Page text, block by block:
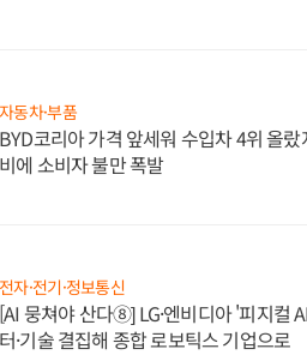
자동차·부품
BYD코리아 가격 앞세워 수입차 4위 올
비에 소비자 불만 폭발
전자·전기·정보통신
[AI 뭉쳐야 산다⑧] LG·엔비디아 '피지컬
터·기술 결집해 종합 로보틱스 기업으로